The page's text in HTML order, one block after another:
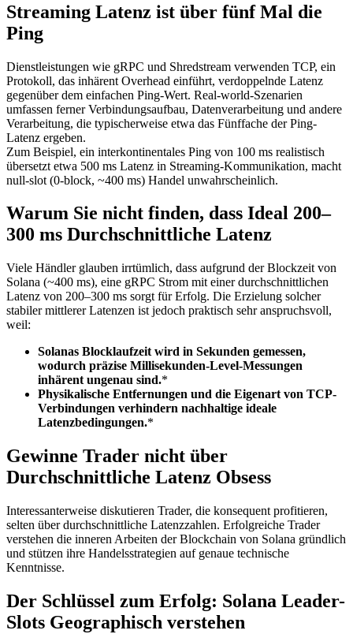
Streaming Latenz ist über fünf Mal die
Ping
Dienstleistungen wie gRPC und Shredstream verwenden TCP, ein
Protokoll, das inhärent Overhead einführt, verdoppelnde Latenz
gegenüber dem einfachen Ping-Wert. Real-world-Szenarien
umfassen ferner Verbindungsaufbau, Datenverarbeitung und andere
Verarbeitung, die typischerweise etwa das Fünffache der Ping-
Latenz ergeben.
Zum Beispiel, ein interkontinentales Ping von 100 ms realistisch
übersetzt etwa 500 ms Latenz in Streaming-Kommunikation, macht
null-slot (0-block, ~400 ms) Handel unwahrscheinlich.
Warum Sie nicht finden, dass Ideal 200–
300 ms Durchschnittliche Latenz
Viele Händler glauben irrtümlich, dass aufgrund der Blockzeit von
Solana (~400 ms), eine gRPC Strom mit einer durchschnittlichen
Latenz von 200–300 ms sorgt für Erfolg. Die Erzielung solcher
stabiler mittlerer Latenzen ist jedoch praktisch sehr anspruchsvoll,
weil:
Solanas Blocklaufzeit wird in Sekunden gemessen,
wodurch präzise Millisekunden-Level-Messungen
inhärent ungenau sind.*
Physikalische Entfernungen und die Eigenart von TCP-
Verbindungen verhindern nachhaltige ideale
Latenzbedingungen.*
Gewinne Trader nicht über
Durchschnittliche Latenz Obsess
Interessanterweise diskutieren Trader, die konsequent profitieren,
selten über durchschnittliche Latenzzahlen. Erfolgreiche Trader
verstehen die inneren Arbeiten der Blockchain von Solana gründlich
und stützen ihre Handelsstrategien auf genaue technische
Kenntnisse.
Der Schlüssel zum Erfolg: Solana Leader-
Slots Geographisch verstehen